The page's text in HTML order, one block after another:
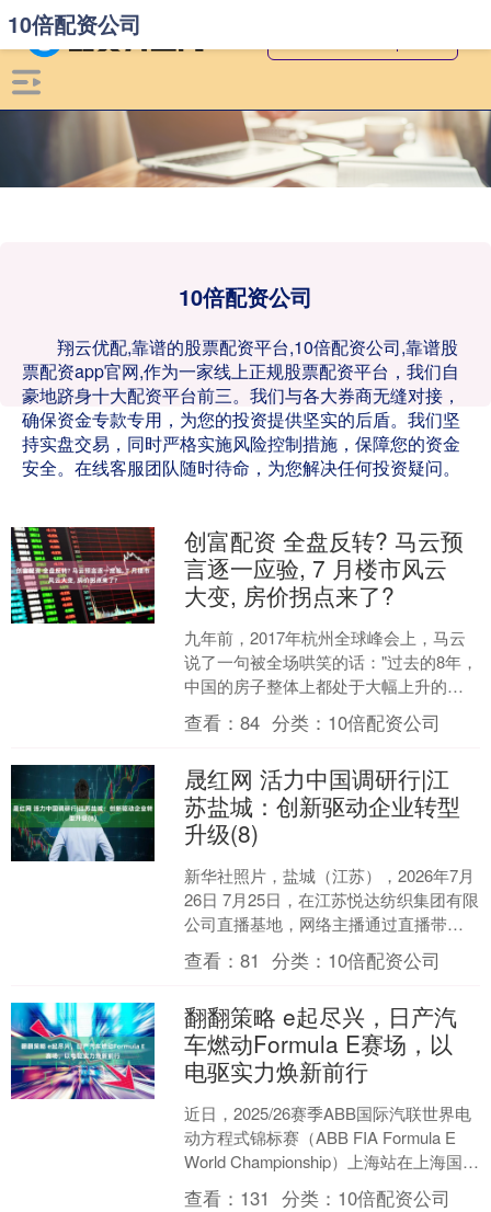
10倍配资公司
翔云优配,靠谱的股票配资平台,10倍配资公司,靠谱股
票配资app官网,作为一家线上正规股票配资平台，我们自
豪地跻身十大配资平台前三。我们与各大券商无缝对接，
确保资金专款专用，为您的投资提供坚实的后盾。我们坚
持实盘交易，同时严格实施风险控制措施，保障您的资金
安全。在线客服团队随时待命，为您解决任何投资疑问。
10倍配资公司
创富配资 全盘反转? 马云预
言逐一应验, 7 月楼市风云
大变, 房价拐点来了?
九年前，2017年杭州全球峰会上，马云
说了一句被全场哄笑的话："过去的8年，
中国的房子整体上都处于大幅上升的状
态。8年后，中国最便宜的东西可能就是
房子。" 这句....
查看：84 分类： 10倍配资公司
晟红网 活力中国调研行|江
苏盐城：创新驱动企业转型
升级(8)
新华社照片，盐城（江苏），2026年7月
26日 7月25日，在江苏悦达纺织集团有限
公司直播基地，网络主播通过直播带
货。该公司通过智能化、数字化、绿色
化深度改造，....
查看：81 分类： 10倍配资公司
翻翻策略 e起尽兴，日产汽
车燃动Formula E赛场，以
电驱实力焕新前行
近日，2025/26赛季ABB国际汽联世界电
动方程式锦标赛（ABB FIA Formula E
World Championship）上海站在上海国际
赛车场重燃....
查看： 131 分类： 10倍配资公司